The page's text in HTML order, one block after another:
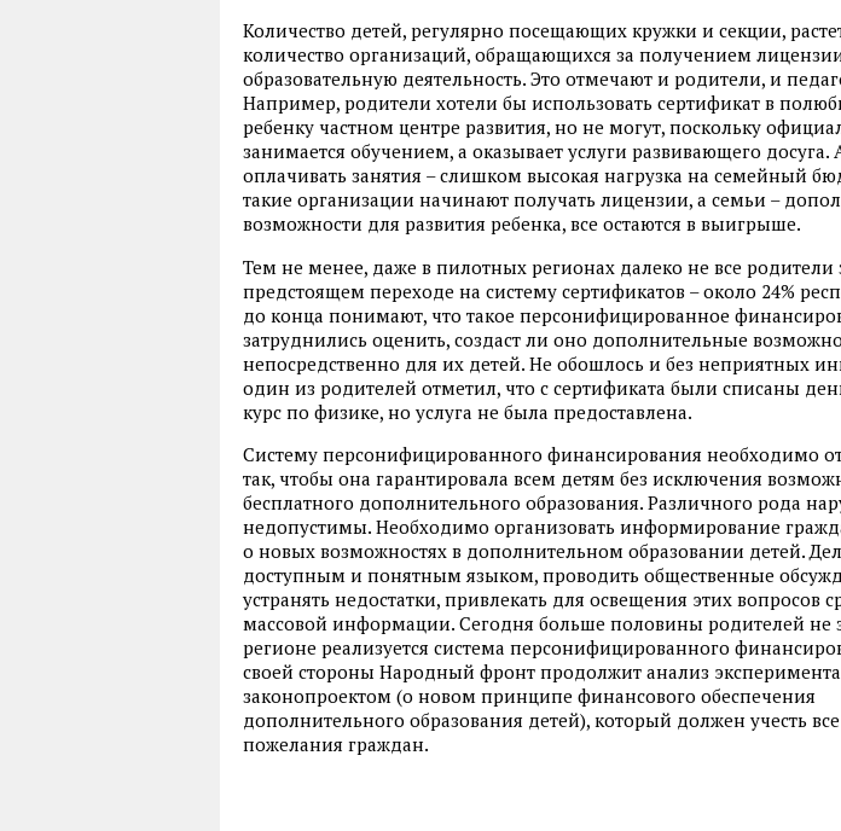
Количество детей, регулярно посещающих кружки и секции,
количество организаций, обращающихся за получением
образовательную деятельность. Это отмечают и родители, и
Например, родители хотели бы использовать сертификат в
ребенку частном центре развития, но не могут, поскольку
занимается обучением, а оказывает услуги развивающего досуга.
оплачивать занятия – слишком высокая нагрузка на семейный
такие организации начинают получать лицензии, а семьи –
возможности для развития ребенка, все остаются в выигрыше.
Тем не менее, даже в пилотных регионах далеко не все родители
предстоящем переходе на систему сертификатов – около 24%
до конца понимают, что такое персонифицированное
затруднились оценить, создаст ли оно дополнительные
непосредственно для их детей. Не обошлось и без неприятных
один из родителей отметил, что с сертификата были списаны
курс по физике, но услуга не была предоставлена.
Систему персонифицированного финансирования необходимо
так, чтобы она гарантировала всем детям без исключения
бесплатного дополнительного образования. Различного рода
недопустимы. Необходимо организовать информирование
о новых возможностях в дополнительном образовании детей.
доступным и понятным языком, проводить общественные
устранять недостатки, привлекать для освещения этих вопросов
массовой информации. Сегодня больше половины родителей не
регионе реализуется система персонифицированного
своей стороны Народный фронт продолжит анализ
законопроектом (о новом принципе финансового обеспечения
дополнительного образования детей), который должен учесть
пожелания граждан.